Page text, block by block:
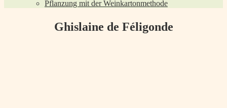
öffnen
Pflanzung mit der Weinkartonmethode
Ghislaine de Féligonde